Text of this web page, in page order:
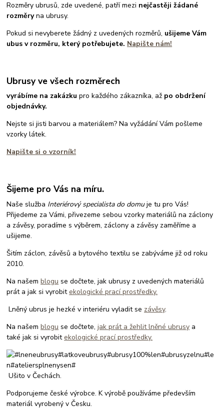
Rozměry ubrusů, zde uvedené, patří mezi nejčastěji žádané
rozměryna ubrusy.
Pokud si nevyberete žádný z uvedených rozměrů, ušijeme Vám
ubus v rozměru, který potřebujete. Napište nám!
Ubrusy ve všech rozměrech
vyrábíme na zakázku pro každého zákazníka, až po obdržení
objednávky.
Nejste si jisti barvou a materiálem? Na vyžádání Vám pošleme
vzorky látek.
Napište si o vzorník!
Šijeme pro Vás na míru.
Naše služba Interiérový specialista do domuje tu pro Vás!
Přijedeme za Vámi, přivezeme sebou vzorky materiálů na záclony
a závěsy, poradíme s výběrem, záclony a závěsy zaměříme a
ušijeme.
Šitím záclon, závěsů a bytového textilu se zabýváme již od roku
2010.
Na našemblogu se dočtete, jak ubrusy z uvedených materiálů
prát a jak si vyrobitekologické prací prostředky.
Lněný ubrus je hezké v interiéru vyladit se závěsy.
Na našemblogu se dočtete,jak prát a žehlit lněné ubrusy a
také jak si vyrobitekologické prací prostředky.
Ušito v Čechách.
Podporujeme české výrobce. K výrobě používáme především
materiál vyrobený v Česku.